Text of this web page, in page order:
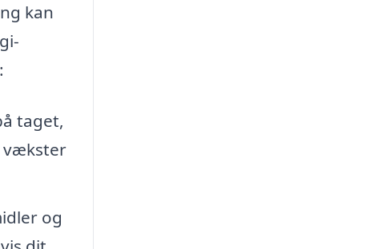
kan
taget,
vækster
og